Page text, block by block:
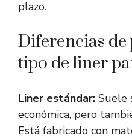
plazo.
Diferencias de
tipo de liner
Liner estándar: Suele
económica, pero
Está fabricado con